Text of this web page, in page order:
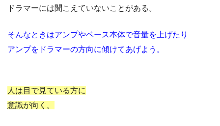
ドラマーには聞こえていないことがある。
そんなときはアンプやベース本体で音量を上げたり
アンプをドラマーの方向に傾けてあげよう。
人は目で見ている方に
意識が向く。